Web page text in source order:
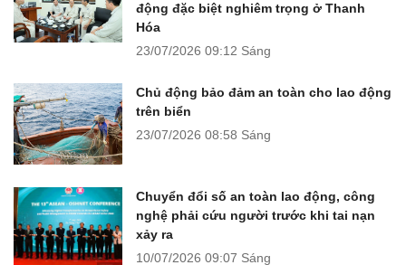
động đặc biệt nghiêm trọng ở Thanh
Hóa
23/07/2026 09:12 Sáng
Chủ động bảo đảm an toàn cho lao động
trên biển
23/07/2026 08:58 Sáng
Chuyển đổi số an toàn lao động, công
nghệ phải cứu người trước khi tai nạn
xảy ra
10/07/2026 09:07 Sáng